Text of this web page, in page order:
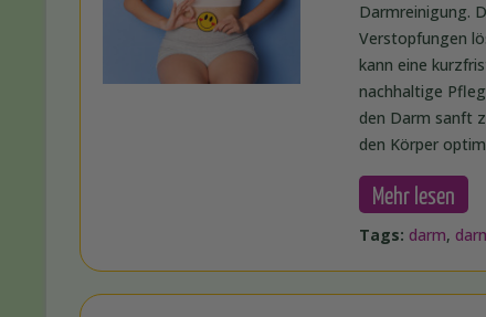
Darmreinigung.
Verstopfungen
kann eine
nachhaltige
den Darm sanft
den Körper
Mehr lesen
Tags: darm,